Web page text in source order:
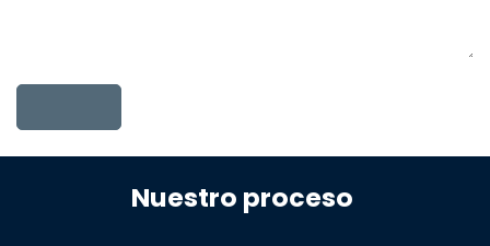
Nuestro proceso